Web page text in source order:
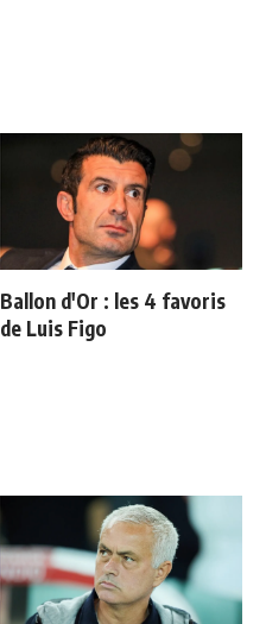
Ballon d'Or : les 4 favoris
de Luis Figo